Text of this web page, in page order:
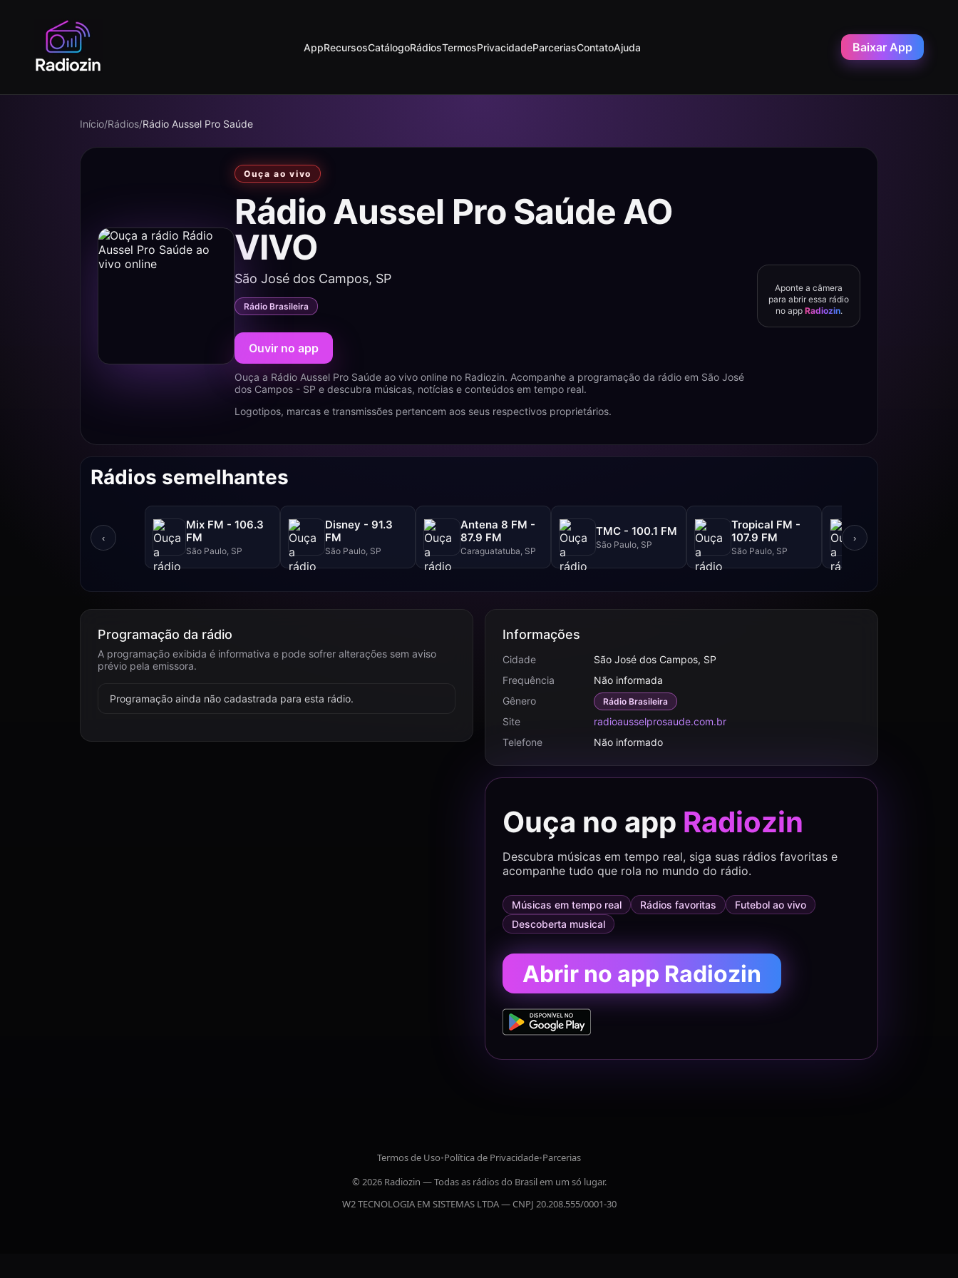
AppRecursosCatálogoRádiosTermosPrivacidadeParceriasContatoAjuda Baixar App
Início/Rádios/Rádio Aussel Pro Saúde
Ouça ao vivo
Rádio Aussel Pro Saúde AO
VIVO
São José dos Campos, SP
Rádio Brasileira
Ouvir no app
Ouça a Rádio Aussel Pro Saúde ao vivo online no Radiozin. Acompanhe a programação da rádio em São José
dos Campos - SP e descubra músicas, notícias e conteúdos em tempo real.
Logotipos, marcas e transmissões pertencem aos seus respectivos proprietários.
Aponte a câmera
para abrir essa rádio
no app Radiozin.
Rádios semelhantes
‹
Mix FM - 106.3
FM
São Paulo, SP
Disney - 91.3
FM
São Paulo, SP
Antena 8 FM -
87.9 FM
Caraguatatuba, SP
TMC - 100.1 FM
São Paulo, SP
Tropical FM -
107.9 FM
São Paulo, SP
FM
São Paulo, SP
›
Programação da rádio
A programação exibida é informativa e pode sofrer alterações sem aviso
prévio pela emissora.
Programação ainda não cadastrada para esta rádio.
Informações
Cidade
São José dos Campos, SP
Frequência
Não informada
Gênero
Rádio Brasileira
Site
radioausselprosaude.com.br
Telefone
Não informado
Ouça no app Radiozin
Descubra músicas em tempo real, siga suas rádios favoritas e
acompanhe tudo que rola no mundo do rádio.
Músicas em tempo real Rádios favoritas
Futebol ao vivo
Descoberta musical
Abrir no app Radiozin
Termos de Uso•Política de Privacidade•Parcerias
© 2026 Radiozin — Todas as rádios do Brasil em um só lugar.
W2 TECNOLOGIA EM SISTEMAS LTDA — CNPJ 20.208.555/0001-30